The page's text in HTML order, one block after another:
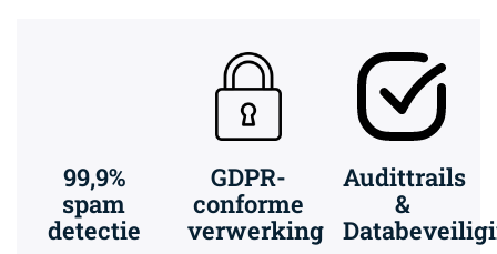
99,9%
spam
detectie
GDPR-
conforme
verwerking
Audittrails
&